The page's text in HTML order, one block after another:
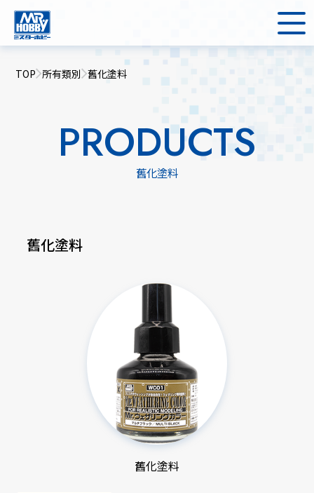
TOP 所有類別 舊化塗料
PRODUCTS
舊化塗料
舊化塗料
舊化塗料